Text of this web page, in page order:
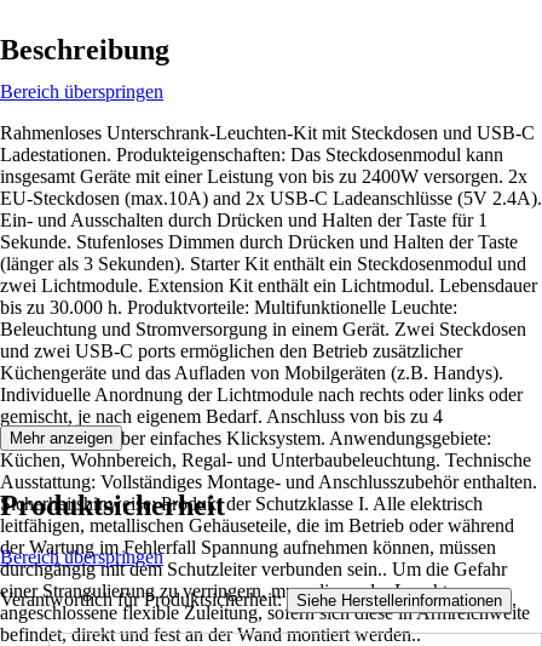
Beschreibung
Bereich überspringen
Rahmenloses Unterschrank-Leuchten-Kit mit Steckdosen und USB-C
Ladestationen. Produkteigenschaften: Das Steckdosenmodul kann
insgesamt Geräte mit einer Leistung von bis zu 2400W versorgen. 2x
EU-Steckdosen (max.10A) and 2x USB-C Ladeanschlüsse (5V 2.4A).
Ein- und Ausschalten durch Drücken und Halten der Taste für 1
Sekunde. Stufenloses Dimmen durch Drücken und Halten der Taste
(länger als 3 Sekunden). Starter Kit enthält ein Steckdosenmodul und
zwei Lichtmodule. Extension Kit enthält ein Lichtmodul. Lebensdauer
bis zu 30.000 h. Produktvorteile: Multifunktionelle Leuchte:
Beleuchtung und Stromversorgung in einem Gerät. Zwei Steckdosen
und zwei USB-C ports ermöglichen den Betrieb zusätzlicher
Küchengeräte und das Aufladen von Mobilgeräten (z.B. Handys).
Individuelle Anordnung der Lichtmodule nach rechts oder links oder
gemischt, je nach eigenem Bedarf. Anschluss von bis zu 4
Lichtmodulen über einfaches Klicksystem. Anwendungsgebiete:
Küchen, Wohnbereich, Regal- und Unterbaubeleuchtung. Technische
Ausstattung: Vollständiges Montage- und Anschlusszubehör enthalten.
Sicherheitshinweise: Produkt der Schutzklasse I. Alle elektrisch
leitfähigen, metallischen Gehäuseteile, die im Betrieb oder während
der Wartung im Fehlerfall Spannung aufnehmen können, müssen
durchgängig mit dem Schutzleiter verbunden sein.. Um die Gefahr
einer Strangulierung zu verringern, muss die an der Leuchte
angeschlossene flexible Zuleitung, sofern sich diese in Armreichweite
befindet, direkt und fest an der Wand montiert werden..
Mehr anzeigen
Produktsicherheit
Bereich überspringen
Verantwortlich für Produktsicherheit: Siehe Herstellerinformationen .